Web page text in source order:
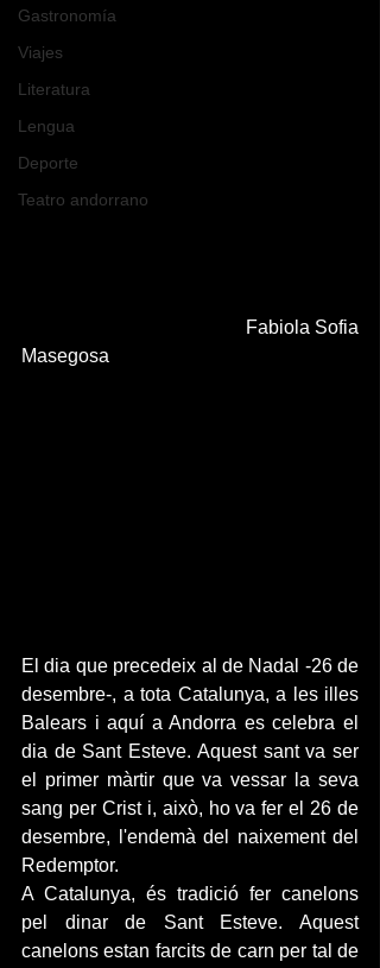
Gastronomía
Viajes
Literatura
Lengua
Deporte
Teatro andorrano
Masegosa
El dia que precedeix al de Nadal -26 de
desembre-, a tota Catalunya, a les illes
Balears i aquí a Andorra es celebra el
dia de Sant Esteve. Aquest sant va ser
el primer màrtir que va vessar la seva
sang per Crist i, això, ho va fer el 26 de
desembre, l'endemà del naixement del
Redemptor.
A Catalunya, és tradició fer canelons
pel dinar de Sant Esteve. Aquest
canelons estan farcits de carn per tal de